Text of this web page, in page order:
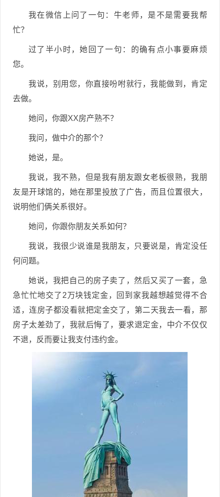
我在微信上问了一句：牛老师，是不是需要我帮
忙？
过了半小时，她回了一句：的确有点小事要麻烦
您。
我说，别用您，你直接吩咐就行，我能做到，肯定
去做。
她问，你跟XX房产熟不？
我问，做中介的那个？
她说，是。
我说，我不熟，但是我有朋友跟女老板很熟，我朋
友是开球馆的，她在那里投放了广告，而且位置很大，
说明他们俩关系很好。
她问，你跟你朋友关系如何？
我说，我很少说谁是我朋友，只要说是，肯定没任
何问题。
她说，我把自己的房子卖了，然后又买了一套，急
急忙忙地交了2万块钱定金，回到家我越想越觉得不合
适，连房子都没看就把定金交了，第二天我去一看，那
房子太差劲了，我就后悔了，要求退定金，中介不仅仅
不退，反而要让我支付违约金。